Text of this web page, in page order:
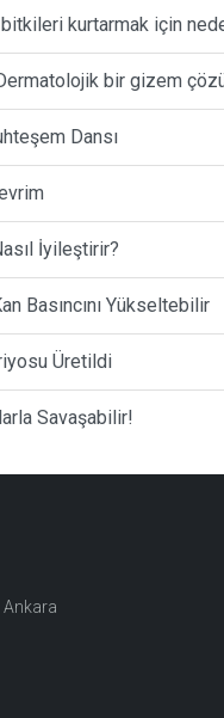
kurtarmak için
bir gizem
Dansı
İyileştirir?
Basıncını Yükseltebilir
Üretildi
Savaşabilir!
Ankara